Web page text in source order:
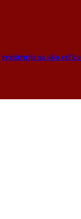
registrujte sa ako